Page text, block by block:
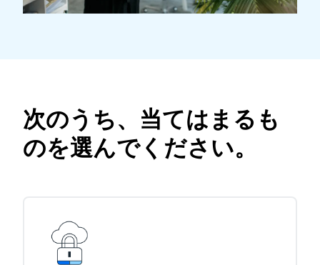
次のうち、当てはまるも
のを選んでください。